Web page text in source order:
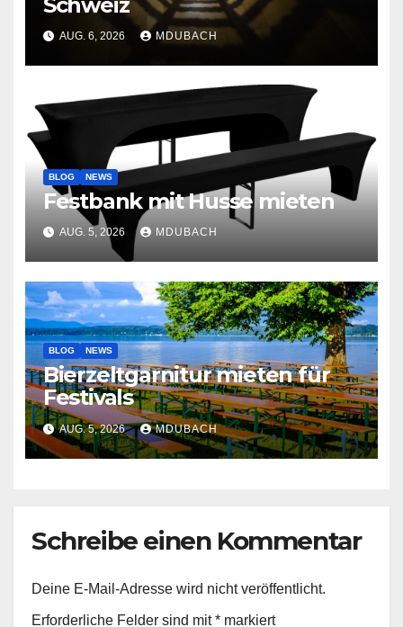
AUG. 6, 2026 MDUBACH
BLOG NEWS
Festbank mit Husse mieten
AUG. 5, 2026 MDUBACH
BLOG NEWS
Bierzeltgarnitur mieten für
Festivals
AUG. 5, 2026 MDUBACH
Schreibe einen Kommentar
Deine E-Mail-Adresse wird nicht veröffentlicht.
Erforderliche Felder sind mit* markiert